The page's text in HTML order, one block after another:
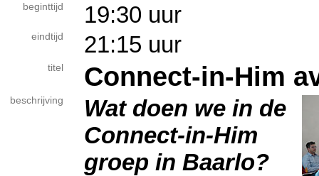
beginttijd 19:30 uur
eindtijd 21:15 uur
titel Connect-in-Him
beschrijving
Wat doen we in de
Connect-in-Him
groep in Baarlo?